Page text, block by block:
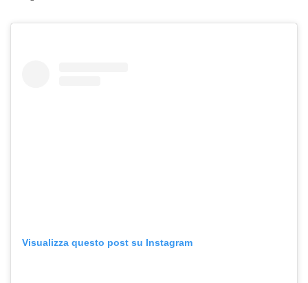
Visualizza questo post su Instagram